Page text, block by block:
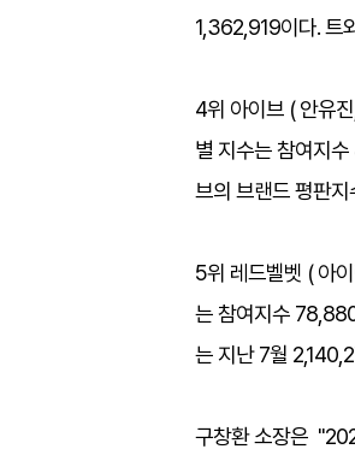
1,362,919이다. 트
4위 아이브 ( 안유
별 지수는 참여지
브의 브랜드 평판
5위 레드벨벳 ( 아
는 참여지수
는 지난 7월
구창환 소장은